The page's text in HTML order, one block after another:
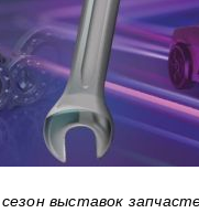
выставок